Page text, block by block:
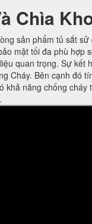
Chìa
sản phẩm tủ sắt
mật tối đa phù hợp
quan trọng. Sự kết
Cháy. Bên cạnh đó
năng chống